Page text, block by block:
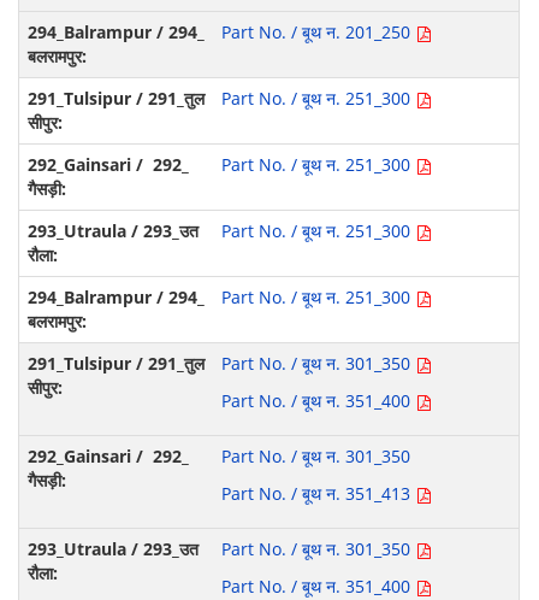
Part No. / बूथ न. 201_250
Part No. / बूथ न. 251_300
Part No. / बूथ न. 251_300
Part No. / बूथ न. 251_300
Part No. / बूथ न. 251_300
Part No. / बूथ न. 301_350
Part No. / बूथ न. 351_400
Part No. / बूथ न. 301_350
Part No. / बूथ न. 351_413
Part No. / बूथ न. 301_350
Part No. / बूथ न. 351_400